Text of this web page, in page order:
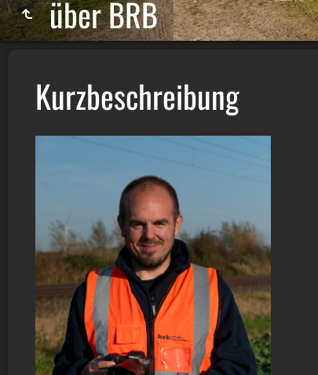
über BRB
Kurzbeschreibung